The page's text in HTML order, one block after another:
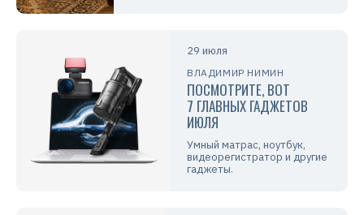
29 июля
ВЛАДИМИР НИМИН
ПОСМОТРИТЕ, ВОТ
7 ГЛАВНЫХ ГАДЖЕТОВ
ИЮЛЯ
Умный матрас, ноутбук,
видеорегистратор и другие
гаджеты.